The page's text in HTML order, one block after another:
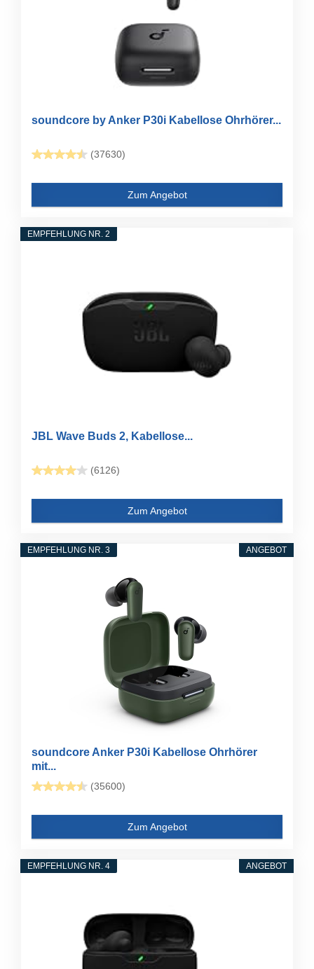
soundcore by Anker P30i Kabellose Ohrhörer...
(37630)
Zum Angebot
EMPFEHLUNG NR. 2
JBL Wave Buds 2, Kabellose...
(6126)
Zum Angebot
ANGEBOT
EMPFEHLUNG NR. 3
soundcore Anker P30i Kabellose Ohrhörer
mit...
(35600)
Zum Angebot
ANGEBOT
EMPFEHLUNG NR. 4